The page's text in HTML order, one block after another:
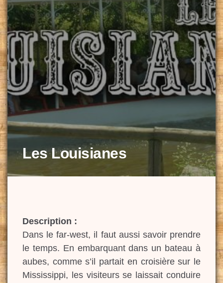
Les Louisianes
Description :
Dans le far-west, il faut aussi savoir prendre
le temps. En embarquant dans un bateau à
aubes, comme s’il partait en croisière sur le
Mississippi, les visiteurs se laissait conduire